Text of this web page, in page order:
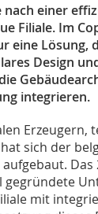
einer
Filiale. Im
eine Lösung,
Design
integrieren.
Erzeugern,
sich der
Das
gegründete
mit